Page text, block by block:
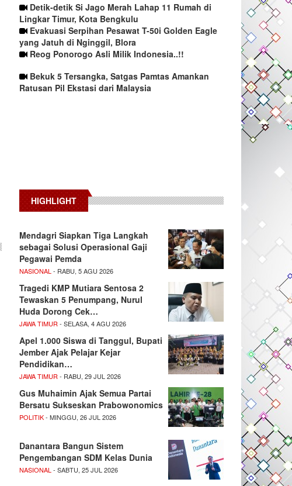
Detik-detik Si Jago Merah Lahap 11 Rumah di
Lingkar Timur, Kota Bengkulu
Evakuasi Serpihan Pesawat T-50i Golden Eagle
yang Jatuh di Nginggil, Blora
Reog Ponorogo Asli Milik Indonesia..!!
Bekuk 5 Tersangka, Satgas Pamtas Amankan
Ratusan Pil Ekstasi dari Malaysia
HIGHLIGHT
Mendagri Siapkan Tiga Langkah
sebagai Solusi Operasional Gaji
Pegawai Pemda
NASIONAL - RABU, 5 AGU 2026
Tragedi KMP Mutiara Sentosa 2
Tewaskan 5 Penumpang, Nurul
Huda Dorong Cek…
JAWA TIMUR - SELASA, 4 AGU 2026
Apel 1.000 Siswa di Tanggul, Bupati
Jember Ajak Pelajar Kejar
Pendidikan…
JAWA TIMUR - RABU, 29 JUL 2026
Gus Muhaimin Ajak Semua Partai
Bersatu Sukseskan Prabowonomics
POLITIK- MINGGU, 26 JUL 2026
Danantara Bangun Sistem
Pengembangan SDM Kelas Dunia
NASIONAL - SABTU, 25 JUL 2026